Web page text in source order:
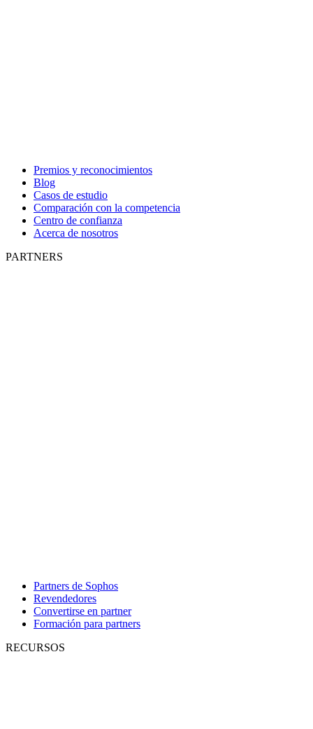
Premios y reconocimientos
Blog
Casos de estudio
Comparación con la competencia
Centro de confianza
Acerca de nosotros
PARTNERS
Partners de Sophos
Revendedores
Convertirse en partner
Formación para partners
RECURSOS